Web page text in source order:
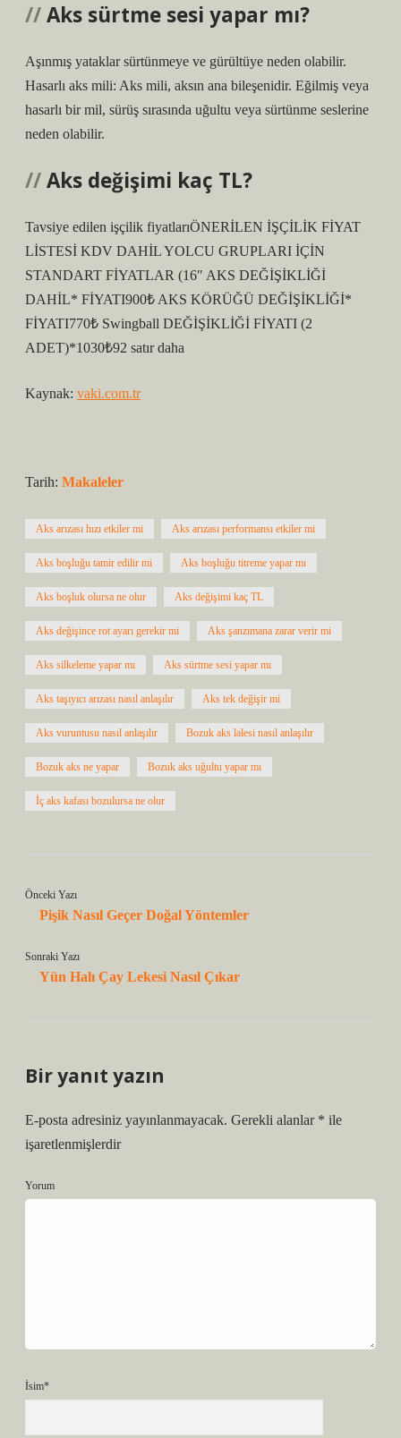
Aks sürtme sesi yapar mı?
Aşınmış yataklar sürtünmeye ve gürültüye neden olabilir.
Hasarlı aks mili: Aks mili, aksın ana bileşenidir. Eğilmiş veya
hasarlı bir mil, sürüş sırasında uğultu veya sürtünme seslerine
neden olabilir.
Aks değişimi kaç TL?
Tavsiye edilen işçilik fiyatlarıÖNERİLEN İŞÇİLİK FİYAT
LİSTESİ KDV DAHİL YOLCU GRUPLARI İÇİN
STANDART FİYATLAR (16″ AKS DEĞİŞİKLİĞİ
DAHİL* FİYATI900₺ AKS KÖRÜĞÜ DEĞİŞİKLİĞİ*
FİYATI770₺ Swingball DEĞİŞİKLİĞİ FİYATI (2
ADET)*1030₺92 satır daha
Kaynak: vaki.com.tr
Tarih: Makaleler
Aks arızası hızı etkiler mi Aks arızası performansı etkiler mi
Aks boşluğu tamir edilir mi Aks boşluğu titreme yapar mı
Aks boşluk olursa ne olur Aks değişimi kaç TL
Aks değişince rot ayarı gerekir mi Aks şanzımana zarar verir mi
Aks silkeleme yapar mı Aks sürtme sesi yapar mı
Aks taşıyıcı arızası nasıl anlaşılır Aks tek değişir mi
Aks vuruntusu nasıl anlaşılır Bozuk aks lalesi nasıl anlaşılır
Bozuk aks ne yapar Bozuk aks uğultu yapar mı
İç aks kafası bozulursa ne olur
Önceki Yazı
Pişik Nasıl Geçer Doğal Yöntemler
Sonraki Yazı
Yün Halı Çay Lekesi Nasıl Çıkar
Bir yanıt yazın
E-posta adresiniz yayınlanmayacak. Gerekli alanlar * ile
işaretlenmişlerdir
Yorum
İsim*